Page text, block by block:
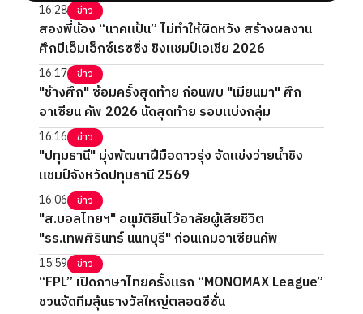
16:28 ข่าว
สองพี่น้อง “นาคแป้น” ไม่ทำให้ผิดหวัง สร้างผลงาน
ศึกบีเอ็มเอ็กซ์เรซซิ่ง ชิงแชมป์เอเชีย 2026
16:17 ข่าว
"ช้างศึก" ซ้อมครั้งสุดท้าย ก่อนพบ "เมียนมา" ศึก
อาเซียน คัพ 2026 นัดสุดท้าย รอบแบ่งกลุ่ม
16:16 ข่าว
"ปทุมธานี" มุ่งพัฒนาฝีมือดาวรุ่ง จัดแข่งว่ายน้ำชิง
แชมป์จังหวัดปทุมธานี 2569
16:06 ข่าว
"ส.บอลไทยฯ" อนุมัติยืนไว้อาลัยผู้เสียชีวิต
"รร.เทพศิรินทร์ นนทบุรี" ก่อนเกมอาเซียนคัพ
15:59 ข่าว
“FPL” เปิดภาษาไทยครั้งแรก “MONOMAX League”
ชวนจัดทีมลุ้นรางวัลใหญ่ตลอดซีซั่น